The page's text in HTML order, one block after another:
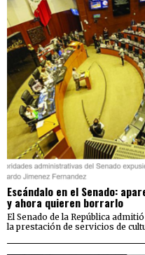
Escándalo en el Senado:
y ahora quieren borrarlo
El Senado de la República
la prestación de servicios de